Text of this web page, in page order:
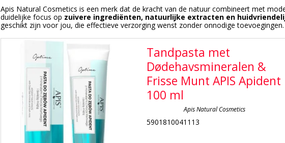
Apis Natural Cosmetics is een merk dat de kracht van de natuur combineert met
duidelijke focus op zuivere ingrediënten, natuurlijke extracten en
geschikt zijn voor jou, die effectieve verzorging wenst zonder onnodige toevoegingen.
Tandpasta met
Dødehavsmineralen &
Frisse Munt APIS Apident
100 ml
Apis Natural Cosmetics
5901810041113